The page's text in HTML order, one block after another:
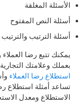
الأسئلة المغلقة
أسئلة النص المفتوح
أسئلة الترتيب والترتيب
يمكنك تتبع رضا
بعملك وعلامتك
استطلاع رضا العملاء
تساعد أمثلة استطلاع
الاستطلاع ومعدل